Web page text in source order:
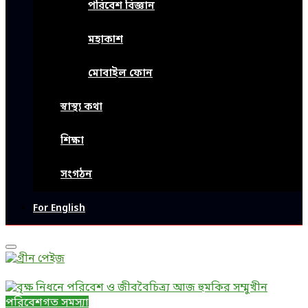
পরিবেশ বিজ্ঞান
মহাকাশ
মোবাইল ফোন
স্বাস্থ্য কথা
শিক্ষা
সংগঠন
For English
Primary
Menu
পরিবেশগত সমস্যা